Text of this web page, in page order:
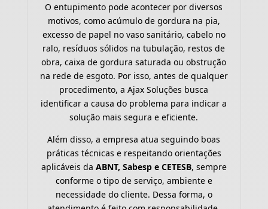
O entupimento pode acontecer por diversos
motivos, como acúmulo de gordura na pia,
excesso de papel no vaso sanitário, cabelo no
ralo, resíduos sólidos na tubulação, restos de
obra, caixa de gordura saturada ou obstrução
na rede de esgoto. Por isso, antes de qualquer
procedimento, a Ajax Soluções busca
identificar a causa do problema para indicar a
solução mais segura e eficiente.
Além disso, a empresa atua seguindo boas
práticas técnicas e respeitando orientações
aplicáveis da ABNT, Sabesp e CETESB, sempre
conforme o tipo de serviço, ambiente e
necessidade do cliente. Dessa forma, o